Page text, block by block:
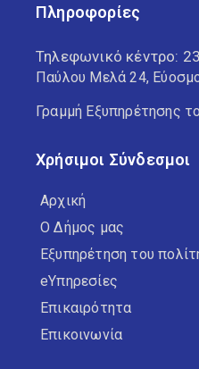
Πληροφορίες
Τηλεφωνικό κέντρο:
Παύλου Μελά 24,
Γραμμή Εξυπηρέτησης
Χρήσιμοι Σύνδεσμοι
Αρχική
Ο Δήμος μας
Εξυπηρέτηση του
eΥπηρεσίες
Επικαιρότητα
Επικοινωνία